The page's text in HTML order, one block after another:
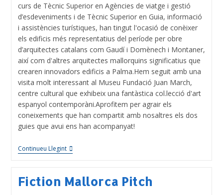
curs de Tècnic Superior en Agències de viatge i gestió
d’esdeveniments i de Tècnic Superior en Guia, informació
i assistències turístiques, han tingut l'ocasió de conèixer
els edificis més representatius del període per obre
d’arquitectes catalans com Gaudí i Domènech i Montaner,
així com d'altres arquitectes mallorquins significatius que
crearen innovadors edificis a Palma.Hem seguit amb una
visita molt interessant al Museu Fundació Juan March,
centre cultural que exhibeix una fantàstica col.lecció d'art
espanyol contemporàni.Aprofitem per agrair els
coneixements que han compartit amb nosaltres els dos
guies que avui ens han acompanyat!
Continueu Llegint
Fiction Mallorca Pitch